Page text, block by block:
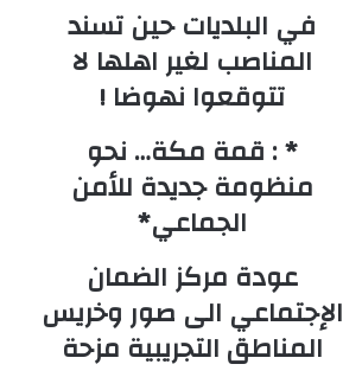
في البلديات حين تسند
المناصب لغير اهلها لا
تتوقعوا نهوضا !
* : قمة مكة… نحو
منظومة جديدة للأمن
الجماعي*
عودة مركز الضمان
الإجتماعي الى صور وخريس
المناطق التجريبية مزحة